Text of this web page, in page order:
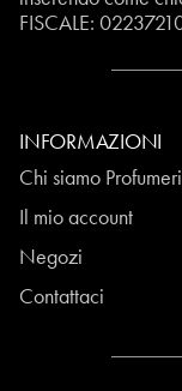
FISCALE:
INFORMAZIONI
Chi siamo
Il mio account
Negozi
Contattaci